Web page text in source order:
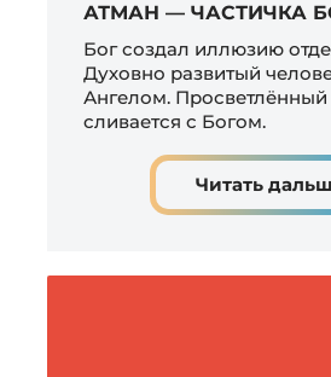
АТМАН — ЧАСТИЧКА
Бог создал иллюзию
Духовно развитый
Ангелом. Просветлённый
сливается с Богом.
Читать